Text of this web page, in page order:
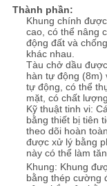
CHÍNH
SÁCH
BẢO
MẬT
Thành phần:
Khung chính
cao, có thể nâng
động đất và
khác nhau.
Tàu chở dầu
hàn tự động (8m)
tự động, có thể
mặt, có chất
Kỹ thuật tinh vi:
bằng thiết bị tiên
theo dõi hoàn
được xử lý bằng
này có thể làm
Khung: Khung
bằng thép cường